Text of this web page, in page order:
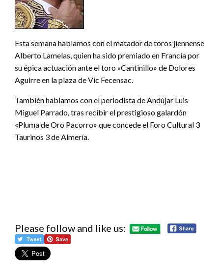
Esta semana hablamos con el matador de toros jiennense
Alberto Lamelas, quien ha sido premiado en Francia por
su épica actuación ante el toro «Cantinillo» de Dolores
Aguirre en la plaza de Vic Fecensac.
También hablamos con el periodista de Andújar Luis
Miguel Parrado, tras recibir el prestigioso galardón
«Pluma de Oro Pacorro» que concede el Foro Cultural 3
Taurinos 3 de Almería.
Please follow and like us: